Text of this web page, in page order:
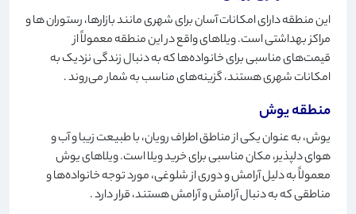
این منطقه دارای امکانات آسان برای شهری مانند بازارها، رستوران ها و
مراکز بهداشتی است. ویلاهای واقع در این منطقه معمولاً از
قیمت‌های مناسبی برای خانواده‌ها که به دنبال زندگی نزدیک به
امکانات شهری هستند، گزینه‌های مناسب به شمار می‌روند.
منطقه یوش
یوش، به عنوان یکی از مناطق اطراف رویان، با طبیعت زیبا و آب و
هوای دلپذیر، مکان مناسبی برای خرید ویلا است. ویلاهای یوش
معمولاً به دلیل آرامش و دوری از شلوغی، مورد توجه خانواده‌ها و
مناطقی که به دنبال آرامش و آرامش هستند، قرار دارد.